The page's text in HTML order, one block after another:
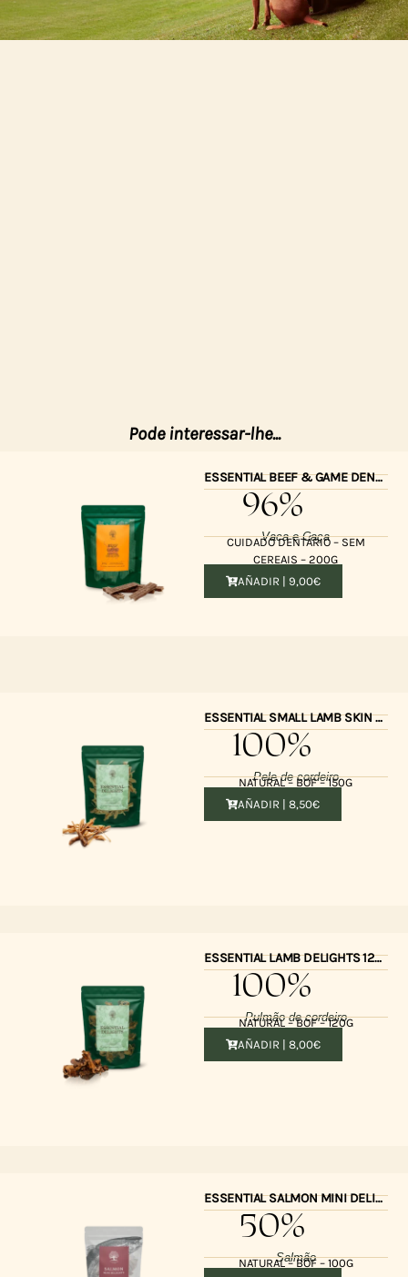
Pode interessar-lhe...
ESSENTIAL BEEF & GAME DENTAL DELIGHT 200G
96%
Vaca e Caça
CUIDADO DENTÁRIO – SEM
CEREAIS – 200G
AÑADIR | 9,00€
ESSENTIAL SMALL LAMB SKIN DELIGHTS 150gr
100%
Pele de cordeiro
NATURAL – BOF – 150G
AÑADIR |8,50€
ESSENTIAL LAMB DELIGHTS 120gr
100%
Pulmão de cordeiro
NATURAL – BOF – 120G
AÑADIR |8,00€
ESSENTIAL SALMON MINI DELIGHTS 100gr
50%
Salmão
NATURAL – BOF – 100G